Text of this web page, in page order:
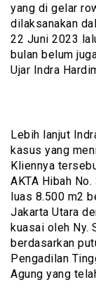
yang di gelar
dilaksanakan
22 Juni 2023
bulan belum
Ujar Indra
Lebih lanjut
kasus yang
Kliennya
AKTA Hibah
luas 8.500 m2
Jakarta Utara
kuasai oleh Ny.
berdasarkan
Pengadilan
Agung yang